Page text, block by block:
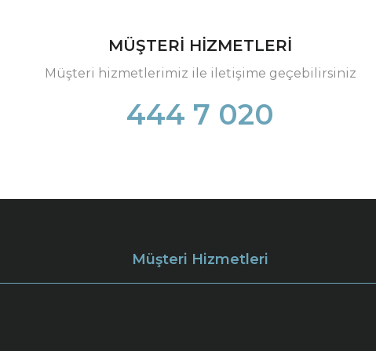
MÜŞTERİ HİZMETLERİ
Müşteri hizmetlerimiz ile iletişime geçebilirsiniz
444 7 020
Müşteri Hizmetleri